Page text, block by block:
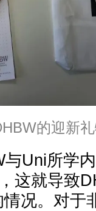
的迎新
Uni所学
这就导致
况。对于